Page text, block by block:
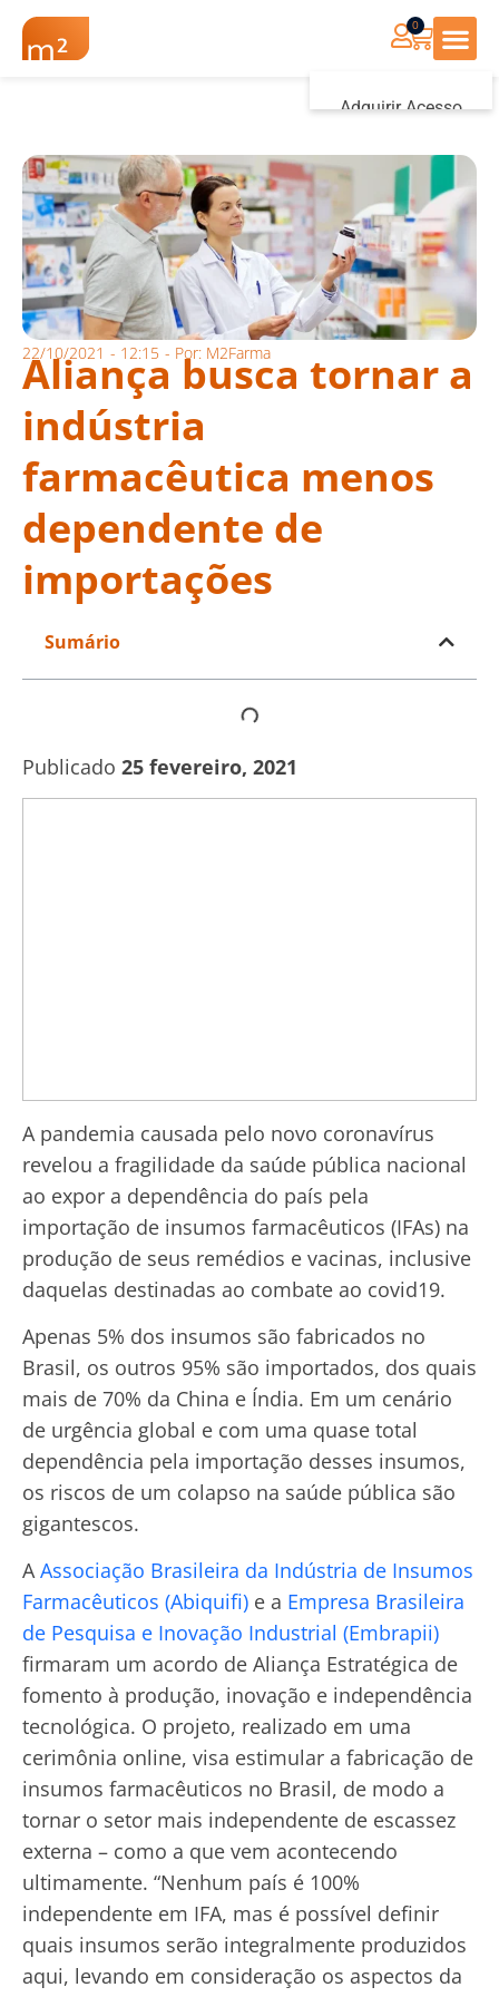
Adquirir Acesso
0
22/10/2021 - 12:15 - Por: M2Farma
Aliança busca tornar a
indústria
farmacêutica menos
dependente de
importações
Sumário
Publicado 25 fevereiro, 2021
A pandemia causada pelo novo coronavírus
revelou a fragilidade da saúde pública nacional
ao expor a dependência do país pela
importação de insumos farmacêuticos (IFAs) na
produção de seus remédios e vacinas, inclusive
daquelas destinadas ao combate ao covid19.
Apenas 5% dos insumos são fabricados no
Brasil, os outros 95% são importados, dos quais
mais de 70% da China e Índia. Em um cenário
de urgência global e com uma quase total
dependência pela importação desses insumos,
os riscos de um colapso na saúde pública são
gigantescos.
AAssociação Brasileira da Indústria de Insumos
Farmacêuticos (Abiquifi) e a Empresa Brasileira
de Pesquisa e Inovação Industrial (Embrapii)
firmaram um acordo de Aliança Estratégica de
fomento à produção, inovação e independência
tecnológica. O projeto, realizado em uma
cerimônia online, visa estimular a fabricação de
insumos farmacêuticos no Brasil, de modo a
tornar o setor mais independente de escassez
externa – como a que vem acontecendo
ultimamente. “Nenhum país é 100%
independente em IFA, mas é possível definir
quais insumos serão integralmente produzidos
aqui, levando em consideração os aspectos da